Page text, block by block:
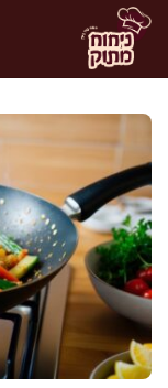
לדלג
לתוכן